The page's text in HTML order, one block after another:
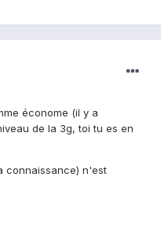
économe (il y a
de la 3g, toi tu es en
connaissance) n'est